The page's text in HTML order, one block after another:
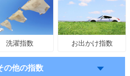
洗濯指数 お出かけ指数
の他の指数